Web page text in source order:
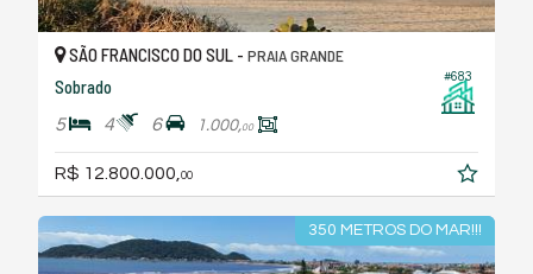
#683
SÃO FRANCISCO DO SUL - PRAIA GRANDE
Sobrado
5 4 6 1.000,00
R$ 12.800.000, 00
350 METROS DO MAR!!!